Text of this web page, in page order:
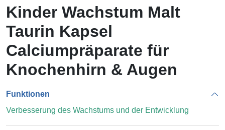
Kinder Wachstum Malt
Taurin Kapsel
Calciumpräparate für
Knochenhirn & Augen
Funktionen
Verbesserung des Wachstums und der Entwicklung